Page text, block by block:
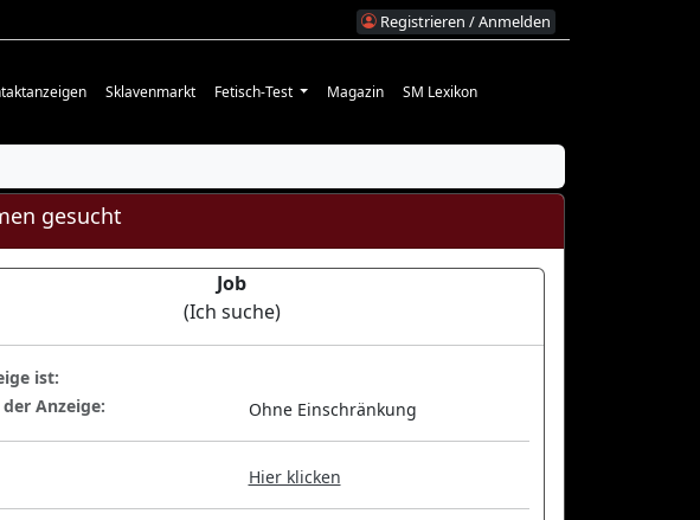
Registrieren / Anmelden
Sklavenmarkt Fetisch-Test Magazin SM Lexikon
gesucht
Job
(Ich suche)
ist:
Anzeige:
Ohne Einschränkung
Hier klicken